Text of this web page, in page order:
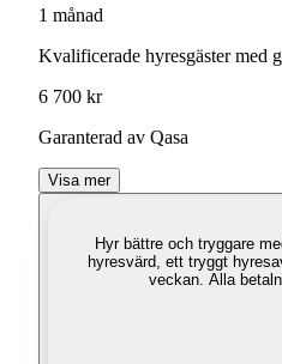
1 månad
Kvalificerade hyresgäster med
6 700 kr
Garanterad av Qasa
Visa mer
Hyr bättre och tryggare
hyresvärd, ett tryggt
veckan. Alla